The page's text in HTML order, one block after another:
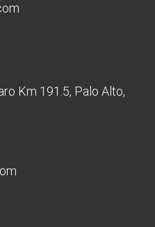
Km 191.5, Palo Alto,